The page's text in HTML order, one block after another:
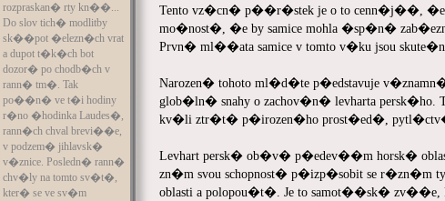
rozpraskan� rty kn��...
Do slov tich� modlitby
sk��pot �elezn�ch vrat
a dupot t�k�ch bot
dozor� po chodb�ch v
rann� tm�. Tak
po��n� ve t�i hodiny
r�no �hodinka Laudes�,
rann�ch chval brevi��e,
v podzem� jihlavsk�
v�znice. Posledn� rann�
chv�ly na tomto sv�t�,
kter� se ve sv�m
Tento vz�cn� p��r�stek je o to cenn�j��,
mo�nost�, �e by samice mohla �sp�n�
Prvn� ml��ata samice v tomto v�ku jsou
Narozen� tohoto ml�d�te p�edstavuje
glob�ln� snahy o zachov�n� levharta
kv�li ztr�t� p�irozen�ho prost�ed�, pytl�ctv�
Levhart persk� ob�v� p�edev��m horsk�
zn�m svou schopnost� p�izp�sobit se r�zn�m
oblasti a polopou�t�. Je to samot��sk�